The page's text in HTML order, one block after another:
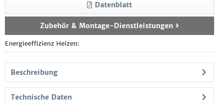
Datenblatt
Zubehör & Montage-Dienstleistungen
Energieeffizienz Heizen:
Beschreibung
Technische Daten